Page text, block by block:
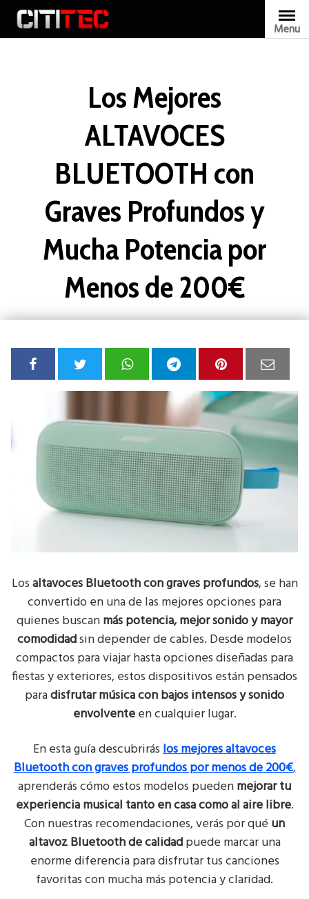
Skip
content
Menu
CITITEC
Los Mejores
ALTAVOCES
BLUETOOTH con
Graves Profundos y
Mucha Potencia por
Menos de 200€
Losaltavoces Bluetooth con graves profundos, se han
convertido en una de las mejores opciones para
quienes buscanmás potencia, mejor sonido y mayor
comodidadsin depender de cables. Desde modelos
compactos para viajar hasta opciones diseñadas para
fiestas y exteriores, estos dispositivos están pensados
paradisfrutar música con bajos intensos y sonido
envolventeen cualquier lugar.
En esta guía descubriráslos mejores altavoces
Bluetooth con graves profundos por menos de 200€,
aprenderás cómo estos modelos puedenmejorar tu
experiencia musical tanto en casa como al aire libre.
Con nuestras recomendaciones, verás por qué un
altavoz Bluetooth de calidadpuede marcar una
enorme diferencia para disfrutar tus canciones
favoritas con mucha más potencia y claridad.